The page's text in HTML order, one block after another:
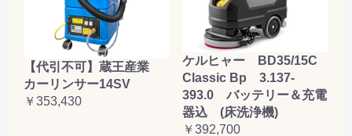
【代引不可】蔵王産業
カーリンサー14SV
￥353,430
ケルヒャー BD35/15C
Classic Bp 3.137-
393.0 バッテリー＆充電
器込 (床洗浄機)
￥392,700